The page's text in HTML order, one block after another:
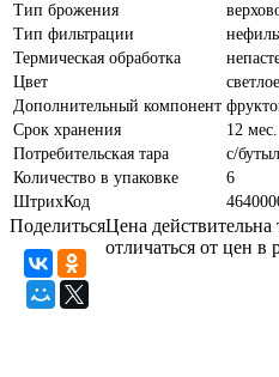
Тип брожения
Тип фильтрации
Термическая обработка
Цвет
светлое
Дополнительный компонент
Срок хранения
12 мес.
Потребительская тара
с/
Количество в упаковке
6
ШтрихКод
ПоделитьсяЦена действительна
отличаться от цен в